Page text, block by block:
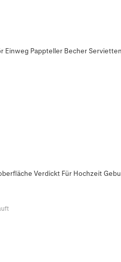
Einweg Pappteller Becher
Verdickt Für Hochzeit